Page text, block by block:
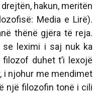
hakun, meritën
Media e Lirë).
thënë gjëra të reja.
leximi i saj nuk ka
duhet t’i lexojë
i njohur me mendimet
një filozofin tonë i cili